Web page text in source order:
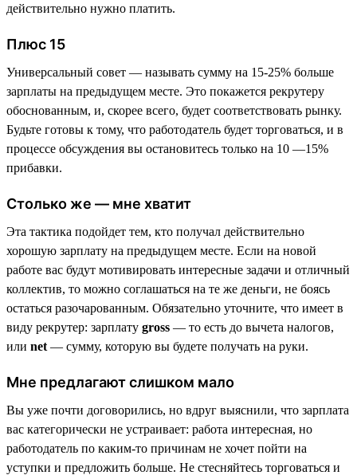
действительно нужно платить.
Плюс 15
Универсальный совет — называть сумму на 15-25% больше
зарплаты на предыдущем месте. Это покажется рекрутеру
обоснованным, и, скорее всего, будет соответствовать рынку.
Будьте готовы к тому, что работодатель будет торговаться, и в
процессе обсуждения вы остановитесь только на 10 —15%
прибавки.
Столько же — мне хватит
Эта тактика подойдет тем, кто получал действительно
хорошую зарплату на предыдущем месте. Если на новой
работе вас будут мотивировать интересные задачи и отличный
коллектив, то можно соглашаться на те же деньги, не боясь
остаться разочарованным. Обязательно уточните, что имеет в
виду рекрутер: зарплату gross — то есть до вычета налогов,
или net — сумму, которую вы будете получать на руки.
Мне предлагают слишком мало
Вы уже почти договорились, но вдруг выяснили, что зарплата
вас категорически не устраивает: работа интересная, но
работодатель по каким-то причинам не хочет пойти на
уступки и предложить больше. Не стесняйтесь торговаться и